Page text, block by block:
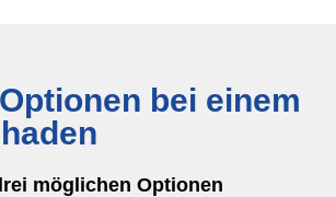
bei einem
möglichen Optionen